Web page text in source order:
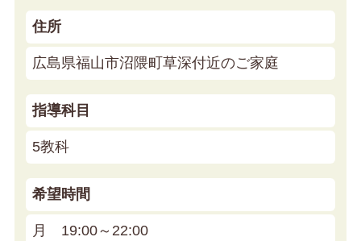
住所
広島県福山市沼隈町草深付近のご家庭
指導科目
5教科
希望時間
月 19:00～22:00